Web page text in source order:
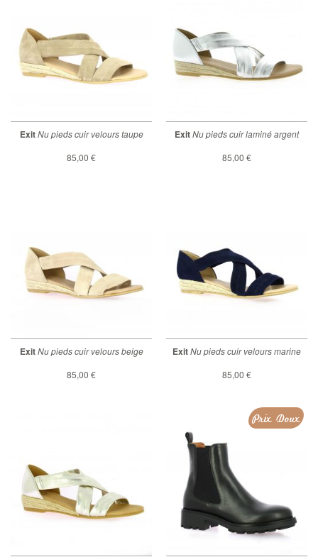
ExitNu pieds cuir velours taupe
85,00 €
ExitNu pieds cuir laminé argent
85,00 €
ExitNu pieds cuir velours beige
85,00 €
ExitNu pieds cuir velours marine
85,00 €
Prix Doux